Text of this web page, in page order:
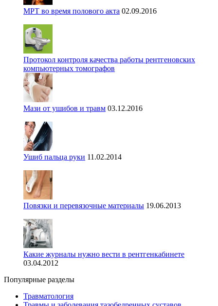
МРТ во время полового акта 02.09.2016
Протокол контроля качества работы рентгеновских
компьютерных томографов
Мази от ушибов и травм 03.12.2016
Ушиб пальца руки 11.02.2014
Повязки и перевязочные материалы 19.06.2013
Какие журналы нужно вести в рентгенкабинете
03.04.2012
Популярные разделы
Травматология